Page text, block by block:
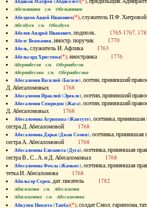
Абезьянинов см. Обезьянинов
Абелдеев Авдей Иванович(*), служитель П.Ф.
Абелдуев см. Оболдуев
Абелов Андрей Иванович, подполк. 1765-1767,
Абелс Вениамин, иностр. поручик 1770
Абель, служитель И. Афлика 1763
Абельгард Христина(*), иностранка 1776
Абернибесов см. Обернибесов
Абернибесова см. Обернибесова
Абесаломов Василий (Басиле), осетин, принявший
Д. Абесаломовых 1768
Абесаломов Ираклий (Эрекле), осетин, принявший
Абесаломов Спиридон (Жага), осетин, принявший
Д. Абесаломовых 1768
Абесаломова Агрипина (Жантуте), осетинка,
сестра Д. Абесаломовой 1768
Абесаломова Дарья (Джан Семен), осетинка, принявшая
сестра А. Абесаломовой 1768
Абесаломова Елизавета (Дуга), осетинка, принявшая
сестра В., С., А. и Д. Абесаломовых 1768
Абесаломова Фекла (Жамкис), осетинка, принявшая
тетка И. Абесаломова 1768
Абильгор Серен, дат. писатель 1782
Абисаломов см. Абесаломов
Абисаломова см. Абесаломова
Абкузин Никита (Танба)(*), солдат Смол. гарнизона,